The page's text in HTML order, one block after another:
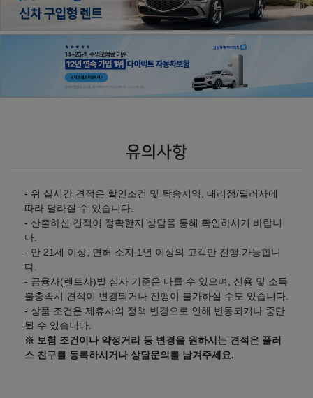
유의사항
- 위 실시간 견적은 할인조건 및 탁송지역, 대리점/딜러사에
따라 달라질 수 있습니다.
- 산출하신 견적이 정확한지 상담을 통해 확인하시기 바랍니
다.
- 만 21세 이상, 면허 소지 1년 이상의 고객만 진행 가능합니
다.
- 금융사(렌트사)별 심사 기준은 다를 수 있으며, 신용 및 소득
불충족시 견적이 변경되거나 진행이 불가하실 수도 있습니다.
- 상품 조건은 제휴사의 정책 변경으로 인해 변동되거나 중단
될 수 있습니다.
※ 보험 조건이나 약정거리 등 변경을 원하시는 견적은 플러
스 친구를 등록하시거나 상담문의를 남겨주세요.
2WD
㎞/ℓ
103,480,000원
2WD + 파퓰러 컬렉션
㎞/ℓ
109,080,000
2WD + 프리미엄 컬렉션 2WD + 프레스티지 컬렉션
AWD
휘발유 8.4㎞/ℓ
106,980,000
AWD + 파퓰러 컬렉션
휘발유 8.4
㎞/ℓ
AWD + 프리미엄 컬렉션
휘발유 8.4
㎞/ℓ
㎞/ℓ
2025년형 가솔린 3.5 터보 48V 일렉트릭 슈퍼차저 4인승 - 퍼
스트 클래스 VIP 시트 (실효세율 조정)